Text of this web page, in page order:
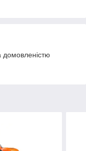
домовленістю